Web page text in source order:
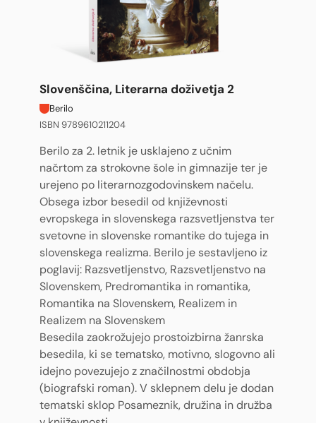
Slovenščina, Literarna doživetja 2
Berilo
ISBN 9789610211204
Berilo za 2. letnik je usklajeno z učnim
načrtom za strokovne šole in gimnazije ter je
urejeno po literarnozgodovinskem načelu.
Obsega izbor besedil od književnosti
evropskega in slovenskega razsvetljenstva ter
svetovne in slovenske romantike do tujega in
slovenskega realizma. Berilo je sestavljeno iz
poglavij: Razsvetljenstvo, Razsvetljenstvo na
Slovenskem, Predromantika in romantika,
Romantika na Slovenskem, Realizem in
Realizem na Slovenskem
Besedila zaokrožujejo prostoizbirna žanrska
besedila, ki se tematsko, motivno, slogovno ali
idejno povezujejo z značilnostmi obdobja
(biografski roman). V sklepnem delu je dodan
tematski sklop Posameznik, družina in družba